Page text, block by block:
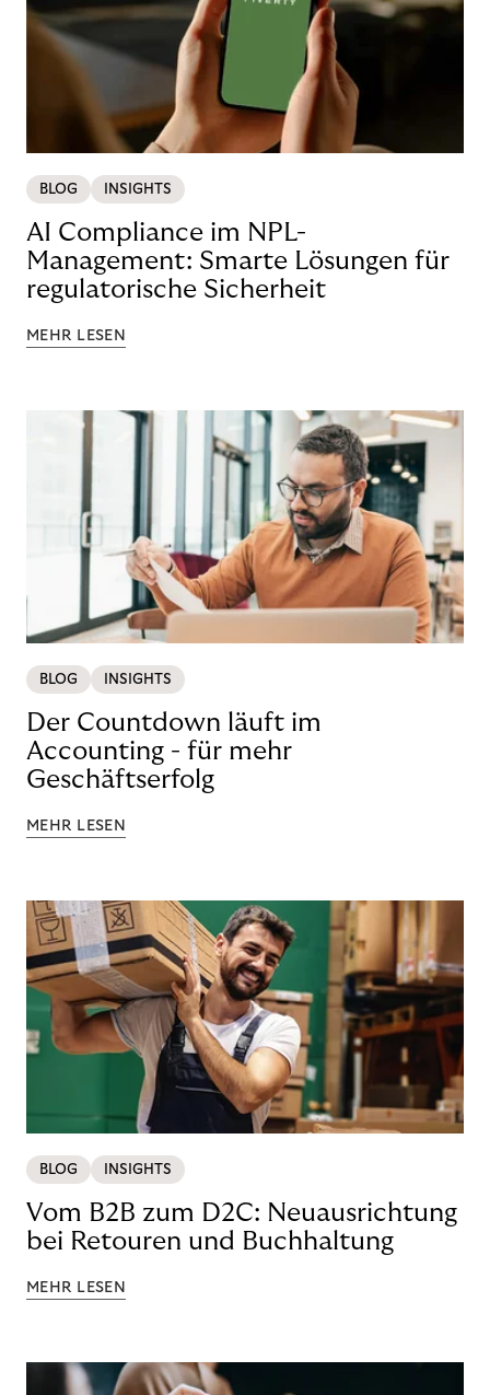
BLOG INSIGHTS
AI Compliance im NPL-
Management: Smarte Lösungen für
regulatorische Sicherheit
MEHR LESEN
BLOG INSIGHTS
Der Countdown läuft im
Accounting - für mehr
Geschäftserfolg
MEHR LESEN
BLOG INSIGHTS
Vom B2B zum D2C: Neuausrichtung
bei Retouren und Buchhaltung
MEHR LESEN